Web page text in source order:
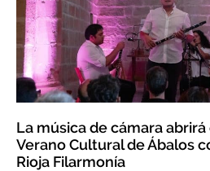
La música de cámara
Verano Cultural de Ábalos
Rioja Filarmonía